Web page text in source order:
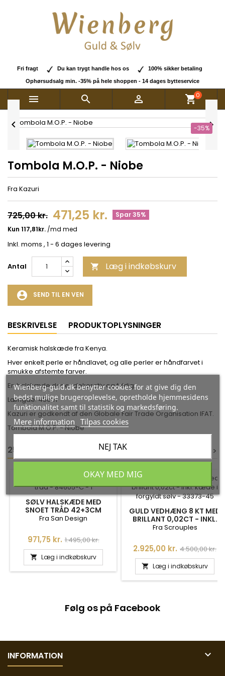
Fri fragt Du kan trygt handle hos os 100% sikker betaling
Ophørsudsalg min. -35% på hele shoppen - 14 dages bytteservice
   shopping_cart0
-35%
 
Tombola M.O.P. - Niobe
Fra Kazuri
725,00 kr. 471,25 kr. Spar 35%
Inkl. moms , 1 - 6 dages levering
Antal  Læg i indkøbskurv
account_circle SEND TIL EN VEN
BESKRIVELSE PRODUKTOPLYSNINGER
Keramisk halskæde fra Kenya.
Hver enkelt perle er håndlavet, og alle perler er håndfarvet i
smukke afstemte farver.
En halskæde der er dekorativ og fyldig.
Længde: 45cm
Kazuri er godkendt af den Globale Fair Trade Organisation IFAT.
Tombola M.O.P. - Niobe
25 ANDRE VARER I DEN SAMME KATEGORI: >
SØLV HALSKÆDE MED
SNOET TRÅD 42+3CM
Fra San Design
Pris
971,75 kr. Normalpris
1.495,00 kr.
 Læg i indkøbskurv
-35%
GULD VEDHÆNG 8 KT MED
BRILLANT 0,02CT - INKL.
KÆDE I 8KT GULD - 33373-
Fra Scrouples
Pris
2.925,00 kr. Normalpris
4.500,00 kr.
 Læg i indkøbskurv
Følg os på Facebook
INFORMATION 
Wienberg-guld.dk benytter cookies for at give dig den
bedst mulige brugeroplevelse, opretholde hjemmesidens
funktionalitet samt til statistik og markedsføring.
Mere information Tilpas cookies
NEJ TAK
OKAY MED MIG